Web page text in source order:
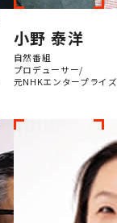
小野 泰洋
自然番組
プロデューサー/
元NHKエンタープライズ